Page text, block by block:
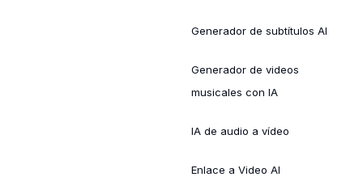
Generador de subtítulos AI
Generador de videos
musicales con IA
IA de audio a vídeo
Enlace a Video AI